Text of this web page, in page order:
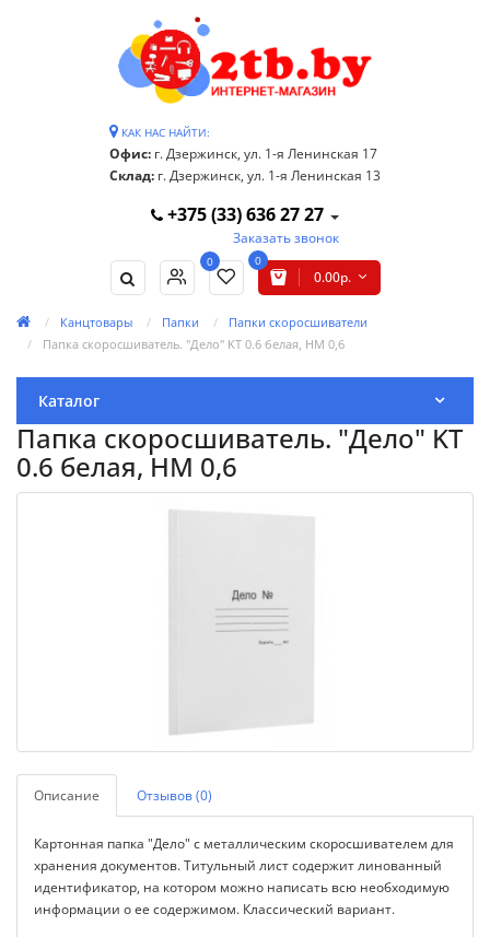
КАК НАС НАЙТИ:
Офис: г. Дзержинск, ул. 1-я Ленинская 17
Склад: г. Дзержинск, ул. 1-я Ленинская 13
+375 (33) 636 27 27
Заказать звонок
0 0
0.00р.
Канцтовары Папки
Папки скоросшиватели
Папка скоросшиватель. "Дело" KT 0.6 белая, НМ 0,6
Каталог
Папка скоросшиватель. "Дело" KT
0.6 белая, НМ 0,6
Описание Отзывов (0)
Картонная папка "Дело" с металлическим скоросшивателем для
хранения документов. Титульный лист содержит линованный
идентификатор, на котором можно написать всю необходимую
информации о ее содержимом. Классический вариант.